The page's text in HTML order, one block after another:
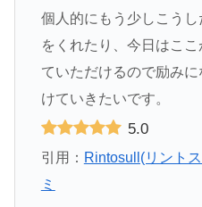
個人的にもう少しこう
をくれたり、今日はこ
ていただけるので励み
けていきたいです。
5.0
引用： Rintosull(リント
ミ